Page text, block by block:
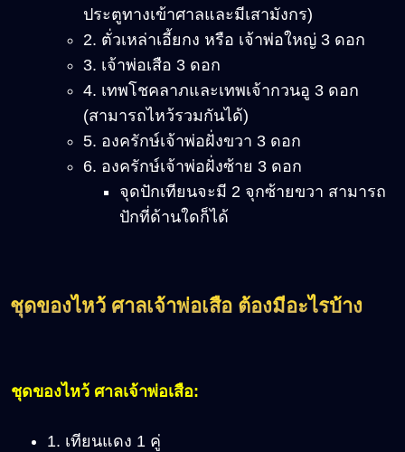
ประตูทางเข้าศาลและมีเสามังกร)
2. ตั่วเหล่าเอี้ยกง หรือ เจ้าพ่อใหญ่ 3 ดอก
3. เจ้าพ่อเสือ 3 ดอก
4. เทพโชคลาภและเทพเจ้ากวนอู 3 ดอก
(สามารถไหว้รวมกันได้)
5. องครักษ์เจ้าพ่อฝั่งขวา 3 ดอก
6. องครักษ์เจ้าพ่อฝั่งซ้าย 3 ดอก
จุดปักเทียนจะมี 2 จุกซ้ายขวา สามารถ
ปักที่ด้านใดก็ได้
ชุดของไหว้ ศาลเจ้าพ่อเสือ ต้องมีอะไรบ้าง
ชุดของไหว้ ศาลเจ้าพ่อเสือ:
1. เทียนแดง 1 คู่